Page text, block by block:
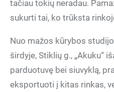
tačiau tokių neradau.
sukurti tai, ko trūksta
Nuo mažos kūrybos
širdyje, Stiklių g., „Akuku“
parduotuvę bei siuvyklą,
eksportuoti į kitas rinkas,